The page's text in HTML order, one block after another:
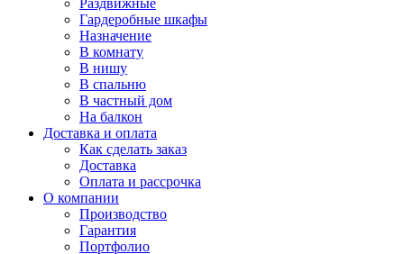
Раздвижные
Гардеробные шкафы
Назначение
В комнату
В нишу
В спальню
В частный дом
На балкон
Доставка и оплата
Как сделать заказ
Доставка
Оплата и рассрочка
О компании
Производство
Гарантия
Портфолио